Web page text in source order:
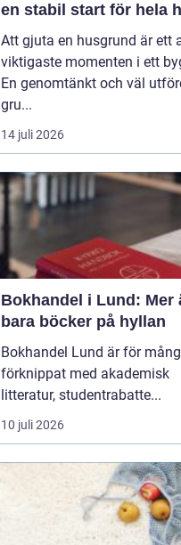
en stabil start för hela
Att gjuta en husgrund är ett
viktigaste momenten i ett
En genomtänkt och väl
gru...
14 juli 2026
Bokhandel i Lund: Mer
bara böcker på hyllan
Bokhandel Lund är för
förknippat med akademisk
litteratur, studentrabatte...
10 juli 2026